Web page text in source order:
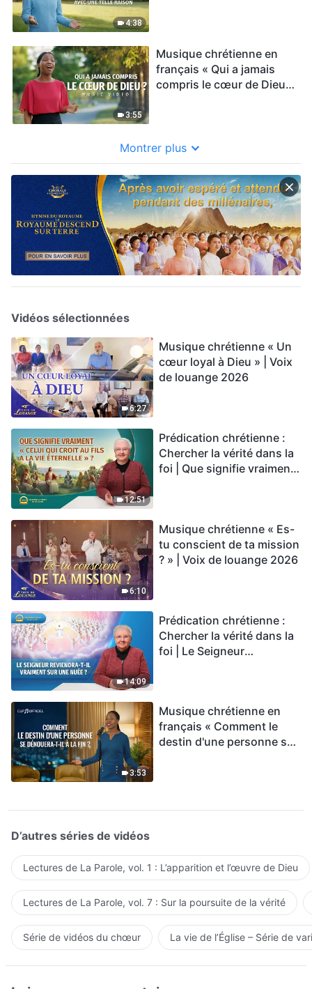
4:38
3:55
Musique chrétienne en
français « Qui a jamais
compris le cœur de Dieu ?
Montrer plus
Vidéos sélectionnées
6:27
Musique chrétienne « Un
cœur loyal à Dieu » | Voix
de louange 2026
12:51
Prédication chrétienne :
Chercher la vérité dans la
foi | Que signifie vraiment
6:10
Musique chrétienne « Es-
tu conscient de ta mission
? » | Voix de louange 2026
14:09
Prédication chrétienne :
Chercher la vérité dans la
foi | Le Seigneur
3:53
Musique chrétienne en
français « Comment le
destin d'une personne se
D’autres séries de vidéos
Lectures de La Parole, vol. 1 : L’apparition et l’œuvre de Dieu
Lectures de La Parole, vol. 7 : Sur la poursuite de la vérité
Série de vidéos du chœur La vie de l’Église – Série de